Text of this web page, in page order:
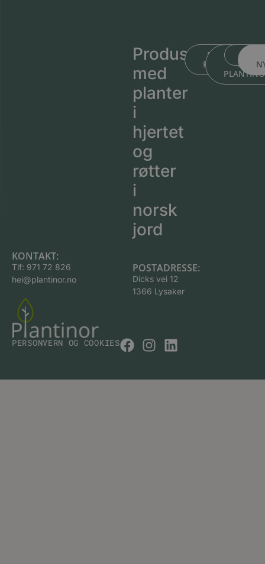
Produsert
med
planter
i
hjertet
og
røtter
i
norsk
jord
BLI KJENT MED
BLI
MED
KONTAKT:
Tlf: 971 72 826
hei@plantinor.no
POSTADRESSE:
Dicks vei 12
1366 Lysaker
PERSONVERN OG COOKIES